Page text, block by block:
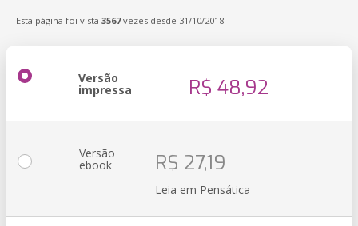
Esta página foi vista 3567vezes desde 31/10/2018
Versão
impressa R$ 48,92
Versão
ebook R$ 27,19
Leia em Pensática